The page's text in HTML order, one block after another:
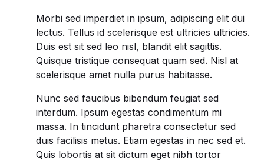
Morbi sed imperdiet in ipsum, adipiscing elit dui
lectus. Tellus id scelerisque est ultricies ultricies.
Duis est sit sed leo nisl, blandit elit sagittis.
Quisque tristique consequat quam sed. Nisl at
scelerisque amet nulla purus habitasse.
Nunc sed faucibus bibendum feugiat sed
interdum. Ipsum egestas condimentum mi
massa. In tincidunt pharetra consectetur sed
duis facilisis metus. Etiam egestas in nec sed et.
Quis lobortis at sit dictum eget nibh tortor